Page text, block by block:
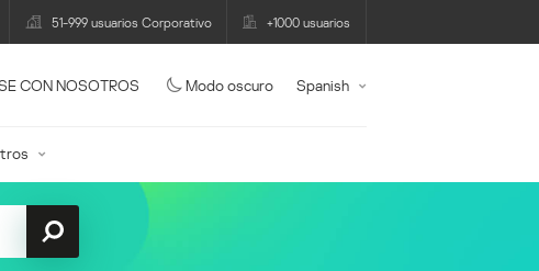
51-999 usuarios Corporativo +1000 usuarios
CON NOSOTROS Modo oscuro Spanish